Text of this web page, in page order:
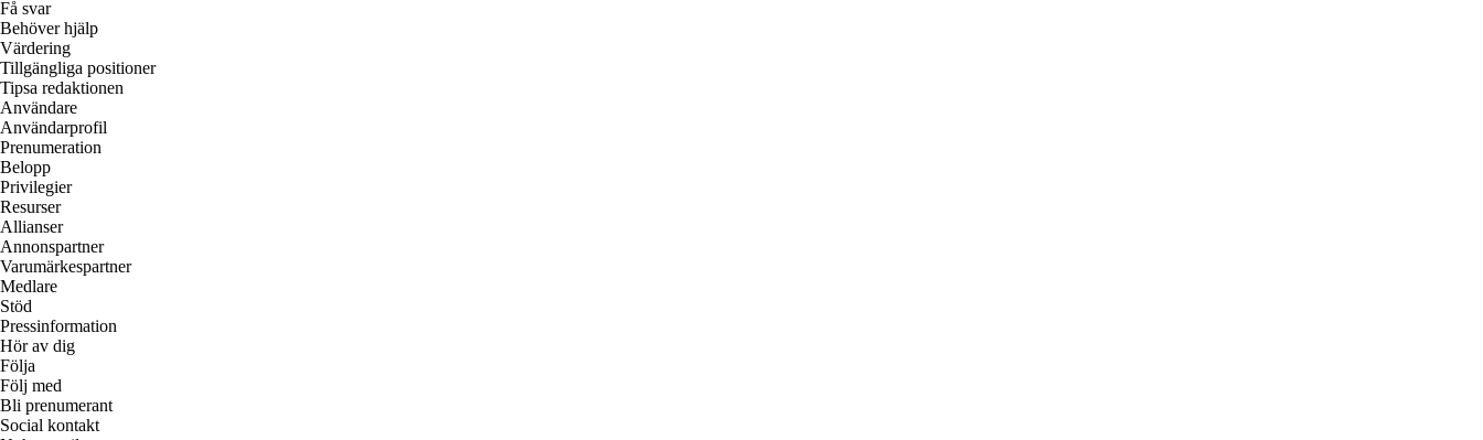
Få svar
Behöver hjälp
Värdering
Tillgängliga positioner
Tipsa redaktionen
Användare
Användarprofil
Prenumeration
Belopp
Privilegier
Resurser
Allianser
Annonspartner
Varumärkespartner
Medlare
Stöd
Pressinformation
Hör av dig
Följa
Följ med
Bli prenumerant
Social kontakt